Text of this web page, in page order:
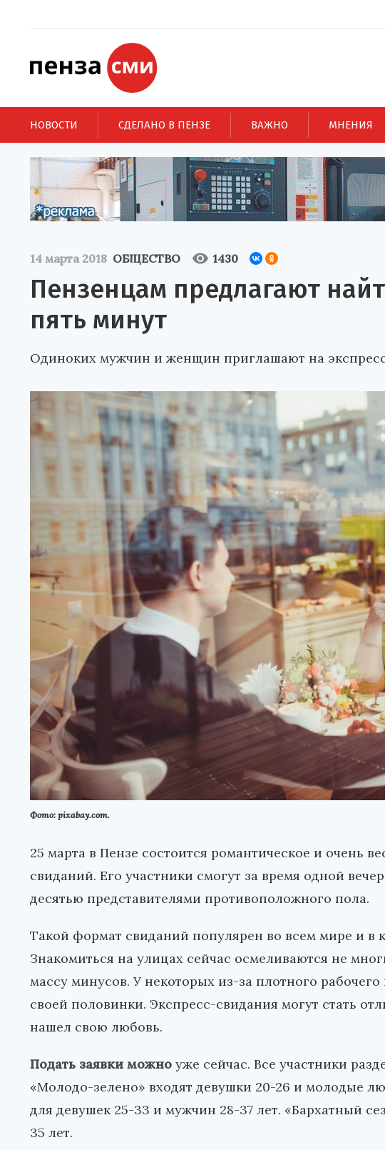
НОВОСТИ СДЕЛАНО В ПЕНЗЕ ВАЖНО МНЕНИЯ
14 марта 2018 ОБЩЕСТВО 1430
Пензенцам предлагают
пять минут
Одиноких мужчин и женщин приглашают на
Фото: pixabay.com.
25 марта в Пензе состоится романтическое и очень
свиданий. Его участники смогут за время одной
десятью представителями противоположного пола.
Такой формат свиданий популярен во всем мире и в
Знакомиться на улицах сейчас осмеливаются не
массу минусов. У некоторых из-за плотного
своей половинки. Экспресс-свидания могут стать
нашел свою любовь.
Подать заявки можно уже сейчас. Все участники
«Молодо-зелено» входят девушки 20-26 и молодые
для девушек 25-33 и мужчин 28-37 лет. «Бархатный
35 лет.